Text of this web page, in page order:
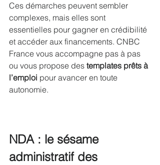
Ces démarches peuvent sembler
complexes, mais elles sont
essentielles pour gagner en crédibilité
et accéder aux financements. CNBC
France vous accompagne pas à pas
ou vous propose des templates prêts à
l’emploi pour avancer en toute
autonomie.
NDA : le sésame
administratif des